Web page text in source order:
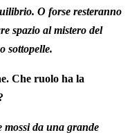
O forse resteranno
spazio al mistero del
sottopelle.
Che ruolo ha la
mossi da una grande